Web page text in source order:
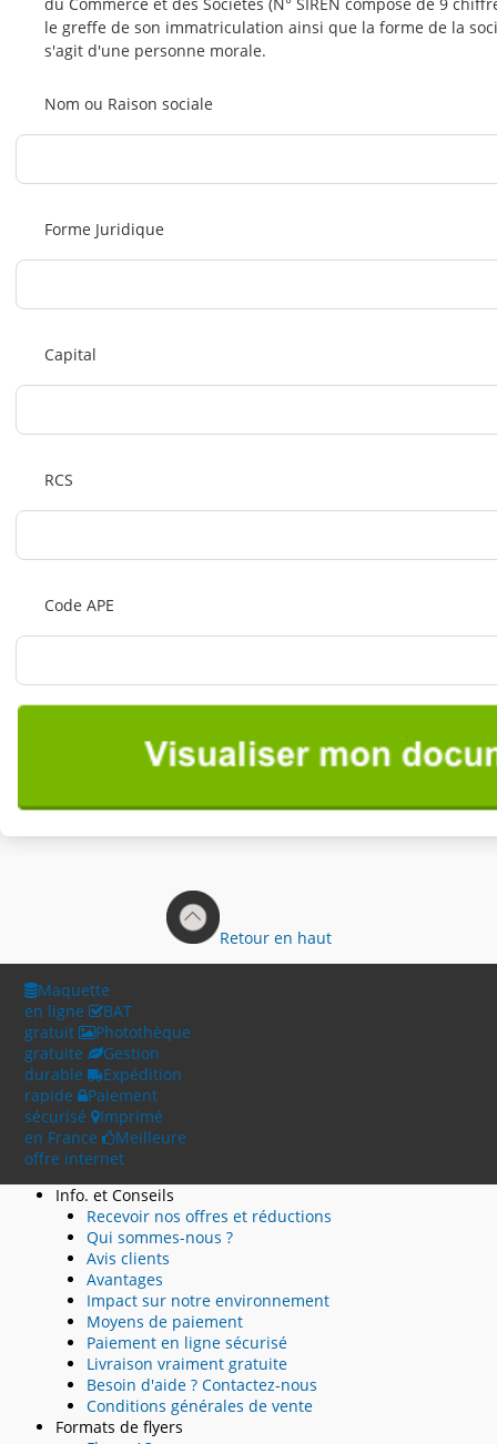
le greffe de son immatriculation ainsi que la forme de la
s'agit d'une personne morale.
Nom ou Raison sociale
Forme Juridique
Capital
RCS
Code APE
Retour en haut
Maquette
en ligne
BAT
gratuit
Photothèque
gratuite
Gestion
durable
Expédition
rapide
Paiement
sécurisé
Imprimé
en France
Meilleure
offre internet
Info. et Conseils
Recevoir nos offres et réductions
Qui sommes-nous ?
Avis clients
Avantages
Impact sur notre environnement
Moyens de paiement
Paiement en ligne sécurisé
Livraison vraiment gratuite
Besoin d'aide ? Contactez-nous
Conditions générales de vente
Formats de flyers